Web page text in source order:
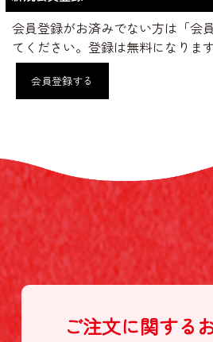
会員登録がお済みでない方は「会
てください。登録は無料になります
会員登録する
ご注文に関する